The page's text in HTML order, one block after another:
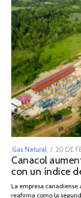
Gas Natural
POSTED
ON
20 DE
Canacol
con un índice
La empresa canadiense
reafirma como la